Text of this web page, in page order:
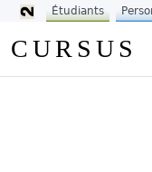
CURSUS
Étudiants